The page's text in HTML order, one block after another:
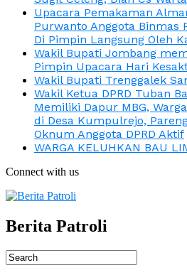
Upacara Pemakaman
Purwanto Anggota Binmas
Di Pimpin Langsung Oleh
Wakil Bupati Jombang
Pimpin Upacara Hari
Wakil Bupati Trenggalek
Wakil Ketua DPRD Tuban
Memiliki Dapur MBG,
di Desa Kumpulrejo,
Oknum Anggota DPRD Aktif
WARGA KELUHKAN BAU
Connect with us
Berita Patroli